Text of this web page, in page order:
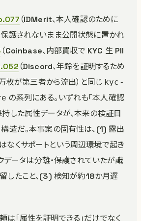
（IDMerit、本人確認のために
護されないまま公開状態に置かれ
（Coinbase、内部買収で KYC 生 PII
（Discord、年齢を証明するため
枚が第三者から流出）と同じ kyc-
の系列にある。いずれも「本人確認
持した属性データが、本来の検証目
造だ。本事案の固有性は、(1) 露出
なくサポートという周辺環境で起き
データは分離・保護されていたが識
したこと、(3) 検知が約18か月遅
「属性を証明できる」だけでなく